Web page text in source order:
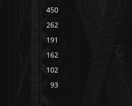
450
262
191
162
102
93